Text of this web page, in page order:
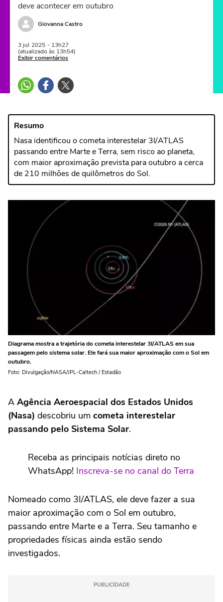
deve acontecer em outubro
Giovanna Castro
3 jul 2025 - 13h27
(atualizado às 13h54)
Exibir comentários
Resumo
Nasa identificou o cometa interestelar 3I/ATLAS
passando entre Marte e Terra, sem risco ao planeta,
com maior aproximação prevista para outubro a cerca
de 210 milhões de quilômetros do Sol.
Diagrama mostra a trajetória do cometa interestelar 3I/ATLAS em sua
passagem pelo sistema solar. Ele fará sua maior aproximação com o Sol em
outubro.
Foto: Divulgação/NASA/JPL-Caltech / Estadão
A Agência Aeroespacial dos Estados Unidos
(Nasa) descobriu um cometa interestelar
passando pelo Sistema Solar.
Receba as principais notícias direto no
WhatsApp! Inscreva-se no canal do Terra
Nomeado como 3I/ATLAS, ele deve fazer a sua
maior aproximação com o Sol em outubro,
passando entre Marte e a Terra. Seu tamanho e
propriedades físicas ainda estão sendo
investigados.
PUBLICIDADE